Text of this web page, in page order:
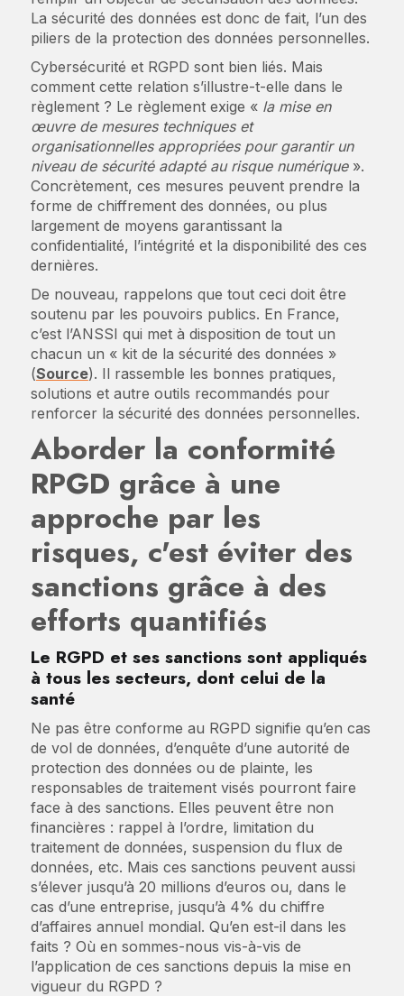
La sécurité des données est donc de fait, l’un des
piliers de la protection des données personnelles.
Cybersécurité et RGPD sont bien liés. Mais
comment cette relation s’illustre-t-elle dans le
règlement ? Le règlement exige « la mise en
œuvre de mesures techniques et
organisationnelles appropriées pour garantir un
niveau de sécurité adapté au risque numérique».
Concrètement, ces mesures peuvent prendre la
forme de chiffrement des données, ou plus
largement de moyens garantissant la
confidentialité, l’intégrité et la disponibilité des ces
dernières.
De nouveau, rappelons que tout ceci doit être
soutenu par les pouvoirs publics. En France,
c’est l’ANSSI qui met à disposition de tout un
chacun un « kit de la sécurité des données »
(Source). Il rassemble les bonnes pratiques,
solutions et autre outils recommandés pour
renforcer la sécurité des données personnelles.
Aborder la conformité
RPGD grâce à une
approche par les
risques, c'est éviter des
sanctions grâce à des
efforts quantifiés
Le RGPD et ses sanctions sont appliqués
à tous les secteurs, dont celui de la
santé
Ne pas être conforme au RGPD signifie qu’en cas
de vol de données, d’enquête d’une autorité de
protection des données ou de plainte, les
responsables de traitement visés pourront faire
face à des sanctions. Elles peuvent être non
financières : rappel à l’ordre, limitation du
traitement de données, suspension du flux de
données, etc. Mais ces sanctions peuvent aussi
s’élever jusqu’à 20 millions d’euros ou, dans le
cas d’une entreprise, jusqu’à 4% du chiffre
d’affaires annuel mondial. Qu’en est-il dans les
faits ? Où en sommes-nous vis-à-vis de
l’application de ces sanctions depuis la mise en
vigueur du RGPD ?